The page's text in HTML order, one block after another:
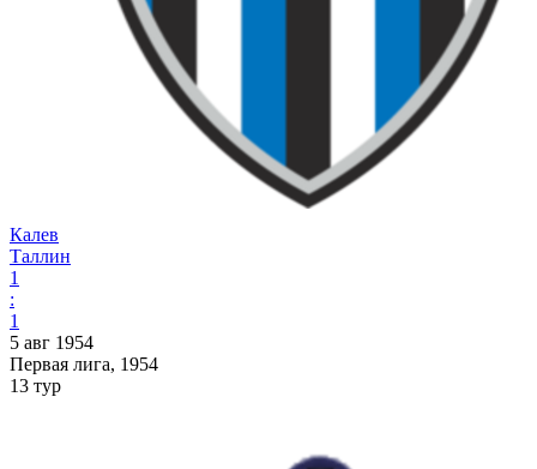
Калев
Таллин
1
:
1
5 авг 1954
Первая лига, 1954
13 тур